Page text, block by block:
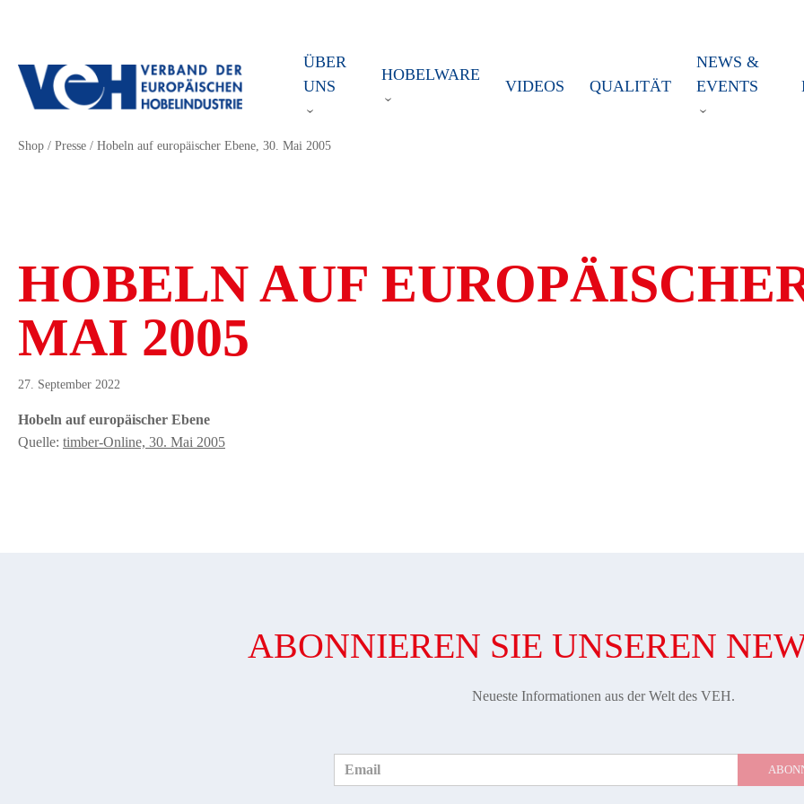
ÜBER
UNS
HOBELWARE
VIDEOS QUALITÄT
NEWS &
EVENTS
Shop / Presse / Hobeln auf europäischer Ebene, 30. Mai 2005
HOBELN AUF
MAI 2005
27. September 2022
Hobeln auf europäischer Ebene
Quelle: timber-Online, 30. Mai 2005
ABONNIEREN SIE UNSEREN
Neueste Informationen aus der Welt des VEH.
Email